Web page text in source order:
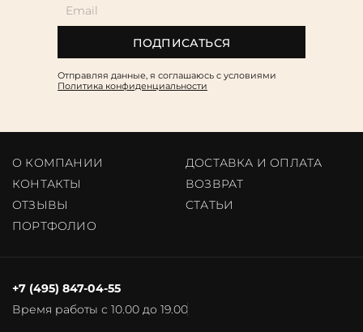
ПОДПИСАТЬСЯ
Отправляя данные, я соглашаюсь c условиями
Политика конфиденциальности
О КОМПАНИИ
ДОСТАВКА И ОПЛАТА
КОНТАКТЫ
ВОЗВРАТ
ОТЗЫВЫ
CТАТЬИ
ПОРТФОЛИО
Время работы с 10.00 до 19.00
+7 (495) 847-04-55